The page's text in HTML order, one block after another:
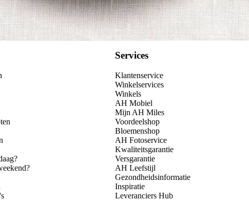
Services
Klantenservice
Winkelservices
Winkels
AH Mobiel
Mijn AH Miles
Voordeelshop
Bloemenshop
AH Fotoservice
Kwaliteitsgarantie
Versgarantie
AH Leefstijl
Gezondheidsinformatie
Inspiratie
Leveranciers Hub